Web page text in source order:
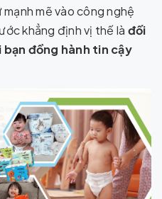
mẽ vào công nghệ
khẳng định vị thế là đối
đồng hành tin cậy